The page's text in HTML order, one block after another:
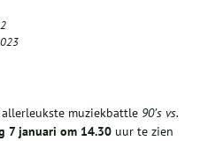
allerleukste muziekbattle 90’s vs.
7 januari om 14.30 uur te zien